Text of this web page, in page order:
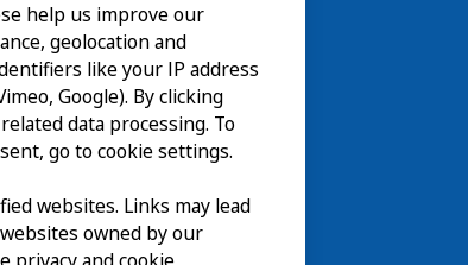
help us improve our
geolocation and
like your IP address
Google). By clicking
data processing. To
go to cookie settings.
websites. Links may lead
owned by our